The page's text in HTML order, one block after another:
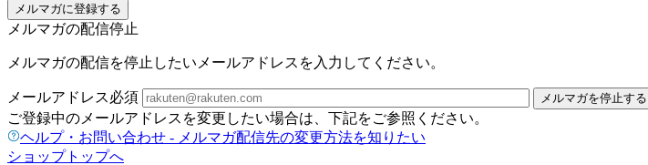
メルマガに登録する
メルマガの配信停止
メルマガの配信を停止したいメールアドレスを入力してください。
メールアドレス必須 メルマガを停止する
ご登録中のメールアドレスを変更したい場合は、下記をご参照ください。
ヘルプ・お問い合わせ - メルマガ配信先の変更方法を知りたい
ショップトップへ